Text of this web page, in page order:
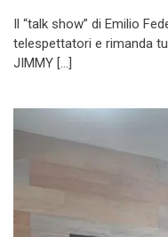
Il “talk show” di Emilio
telespettatori e rimanda
JIMMY […]